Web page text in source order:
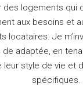
des logements qui
aux besoins et
locataires. Je
de adaptée, en
leur style de vie et
spécifiques.